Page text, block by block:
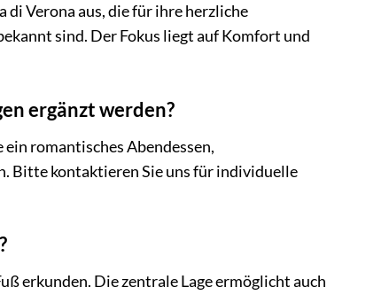
Verona aus, die für ihre herzliche
sind. Der Fokus liegt auf Komfort und
ergänzt werden?
romantisches Abendessen,
Bitte kontaktieren Sie uns für individuelle
erkunden. Die zentrale Lage ermöglicht auch